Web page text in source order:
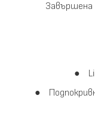
Завършена